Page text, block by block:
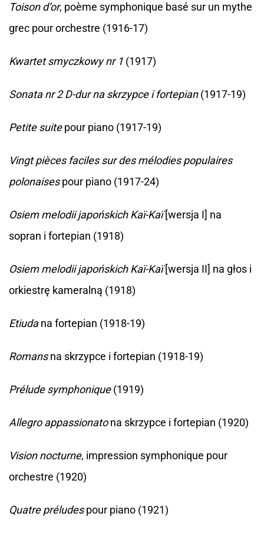
Toison d’or, poème symphonique basé sur un mythe
grec pour orchestre (1916-17)
Kwartet smyczkowy nr 1 (1917)
Sonata nr 2 D-dur na skrzypce i fortepian(1917-19)
Petite suitepour piano (1917-19)
Vingt pièces faciles sur des mélodies populaires
polonaisespour piano (1917-24)
Osiem melodii japońskich Kaï-Kaï[wersja I] na
sopran i fortepian (1918)
Osiem melodii japońskich Kaï-Kaï[wersja II] na głos i
orkiestrę kameralną (1918)
Etiudana fortepian (1918-19)
Romansna skrzypce i fortepian (1918-19)
Prélude symphonique(1919)
Allegro appassionatona skrzypce i fortepian (1920)
Vision nocturne, impression symphonique pour
orchestre (1920)
Quatre préludespour piano (1921)